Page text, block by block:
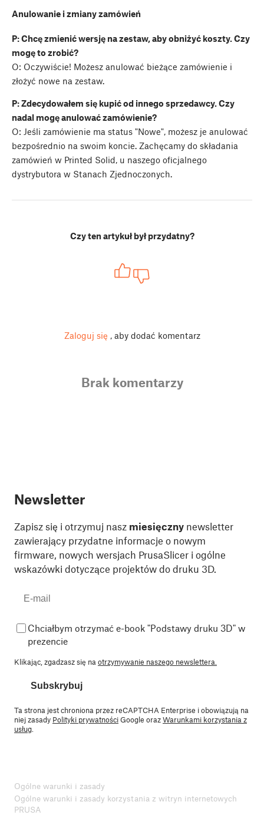
Anulowanie i zmiany zamówień
P: Chcę zmienić wersję na zestaw, aby obniżyć koszty. Czy
mogę to zrobić?
O: Oczywiście! Możesz anulować bieżące zamówienie i
złożyć nowe na zestaw.
P: Zdecydowałem się kupić od innego sprzedawcy. Czy
nadal mogę anulować zamówienie?
O: Jeśli zamówienie ma status "Nowe", możesz je anulować
bezpośrednio na swoim koncie. Zachęcamy do składania
zamówień w Printed Solid, u naszego oficjalnego
dystrybutora w Stanach Zjednoczonych.
Czy ten artykuł był przydatny?
Zaloguj się , aby dodać komentarz
Brak komentarzy
Newsletter
Zapisz się i otrzymuj nasz miesięczny newsletter
zawierający przydatne informacje o nowym
firmware, nowych wersjach PrusaSlicer i ogólne
wskazówki dotyczące projektów do druku 3D.
Chciałbym otrzymać e-book "Podstawy druku 3D" w
prezencie
Klikając, zgadzasz się naotrzymywanie naszego newslettera.
Subskrybuj
Ta strona jest chroniona przez reCAPTCHA Enterprise i obowiązują na
niej zasady Polityki prywatnościGoogle orazWarunkami korzystania z
usług.
Ogólne warunki i zasady
Ogólne warunki i zasady korzystania z witryn internetowych
PRUSA